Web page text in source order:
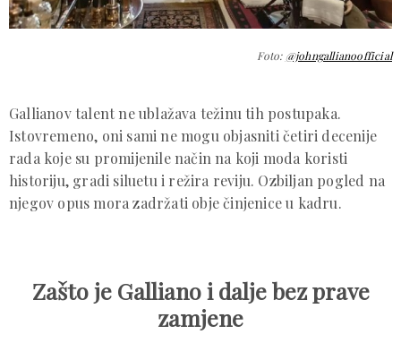
Foto: @johngallianoofficial
Gallianov talent ne ublažava težinu tih postupaka.
Istovremeno, oni sami ne mogu objasniti četiri decenije
rada koje su promijenile način na koji moda koristi
historiju, gradi siluetu i režira reviju. Ozbiljan pogled na
njegov opus mora zadržati obje činjenice u kadru.
Zašto je Galliano i dalje bez prave
zamjene